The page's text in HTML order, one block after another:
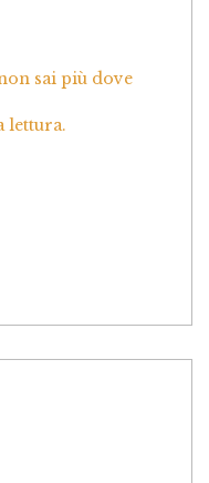
sai più dove
lettura.